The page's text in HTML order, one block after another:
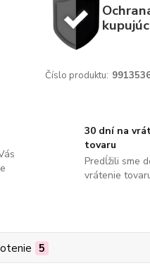
Číslo produktu:
30 dní na
tovaru
Predĺžili sme
vrátenie
5